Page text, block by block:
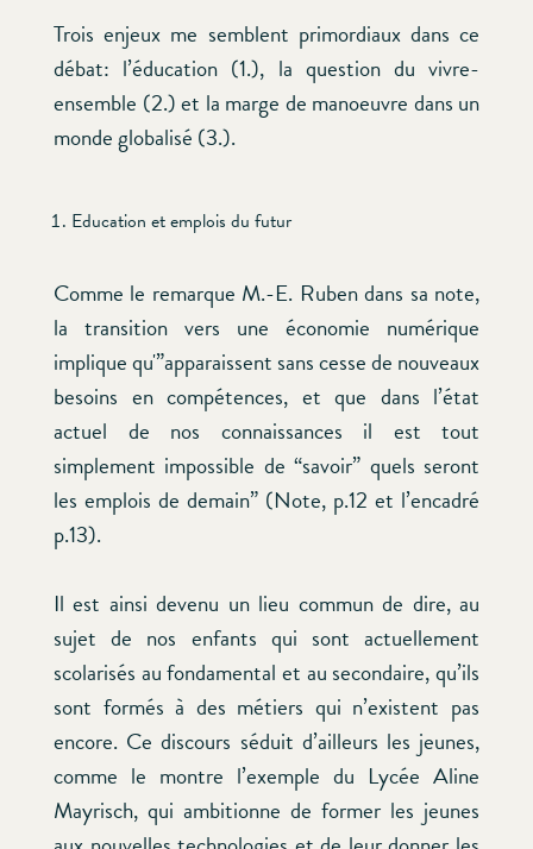
Trois enjeux me semblent primordiaux dans ce
débat: l’éducation (1.), la question du vivre-
ensemble (2.) et la marge de manoeuvre dans un
monde globalisé (3.).
Education et emplois du futur
Comme le remarque M.-E. Ruben dans sa note,
la transition vers une économie numérique
implique qu'”apparaissent sans cesse de nouveaux
besoins en compétences, et que dans l’état
actuel de nos connaissances il est tout
simplement impossible de “savoir” quels seront
les emplois de demain” (Note, p.12 et l’encadré
p.13).
Il est ainsi devenu un lieu commun de dire, au
sujet de nos enfants qui sont actuellement
scolarisés au fondamental et au secondaire, qu’ils
sont formés à des métiers qui n’existent pas
encore. Ce discours séduit d’ailleurs les jeunes,
comme le montre l’exemple du Lycée Aline
Mayrisch, qui ambitionne de former les jeunes